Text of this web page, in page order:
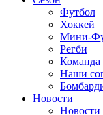
Футбол
Хоккей
Мини-
Регби
Команда
Наши
Новости